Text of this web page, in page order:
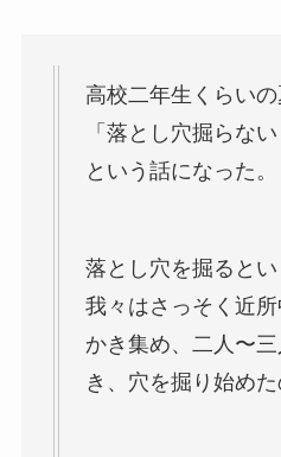
高校二年生くらい
「落とし穴掘らない
という話になった。
落とし穴を掘ると
我々はさっそく近
かき集め、二人〜
き、穴を掘り始めた